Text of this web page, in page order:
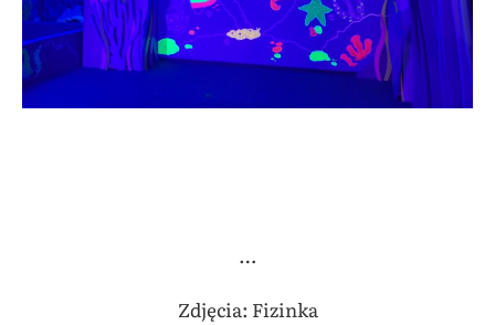
…
Zdjęcia: Fizinka